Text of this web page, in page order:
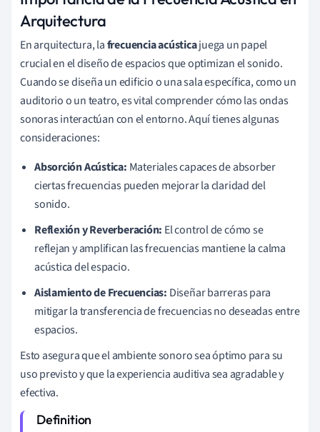
Arquitectura
En arquitectura, lafrecuencia acústicajuega un papel
crucial en el diseño de espacios que optimizan el sonido.
Cuando se diseña un edificio o una sala específica, como un
auditorio o un teatro, es vital comprender cómo las ondas
sonoras interactúan con el entorno. Aquí tienes algunas
consideraciones:
Absorción Acústica: Materiales capaces de absorber
ciertas frecuencias pueden mejorar la claridad del
sonido.
Reflexión y Reverberación: El control de cómo se
reflejan y amplifican las frecuencias mantiene la calma
acústica del espacio.
Aislamiento de Frecuencias: Diseñar barreras para
mitigar la transferencia de frecuencias no deseadas entre
espacios.
Esto asegura que el ambiente sonoro sea óptimo para su
uso previsto y que la experiencia auditiva sea agradable y
efectiva.